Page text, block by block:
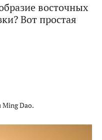
восточных
Вот простая
Dao.